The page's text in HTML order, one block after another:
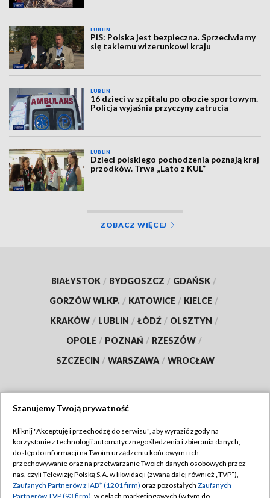
LUBLIN
PiS: Polska jest bezpieczna. Sprzeciwiamy
się takiemu wizerunkowi kraju
LUBLIN
16 dzieci w szpitalu po obozie sportowym.
Policja wyjaśnia przyczyny zatrucia
LUBLIN
Dzieci polskiego pochodzenia poznają kraj
przodków. Trwa „Lato z KUL”
ZOBACZ WIĘCEJ
BIAŁYSTOK / BYDGOSZCZ / GDAŃSK /
GORZÓW WLKP. / KATOWICE / KIELCE /
KRAKÓW / LUBLIN / ŁÓDŹ / OLSZTYN /
OPOLE / POZNAŃ / RZESZÓW /
SZCZECIN / WARSZAWA / WROCŁAW
TVP
Abonament TVP
Emisja w TVP
Regulamin TVP
Polityka prywatności
Szanujemy Twoją prywatność
Kliknij "Akceptuję i przechodzę do serwisu", aby wyrazić zgody na
korzystanie z technologii automatycznego śledzenia i zbierania danych,
dostęp do informacji na Twoim urządzeniu końcowym i ich
przechowywanie oraz na przetwarzanie Twoich danych osobowych przez
nas, czyli Telewizję Polską S.A. w likwidacji (zwaną dalej również „TVP”),
Zaufanych Partnerów z IAB* (1201 firm) oraz pozostałych Zaufanych
Partnerów TVP (93 firm) , w celach marketingowych (w tym do